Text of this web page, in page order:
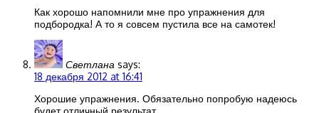
Как хорошо напомнили мне про упражнения для
подбородка! А то я совсем пустила все на самотек!
Светлана says:
18 декабря 2012 at 16:41
Хорошие упражнения. Обязательно попробую надеюсь
будет отличный результат